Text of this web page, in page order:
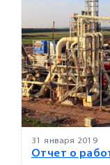
31 января 2019
Отчет о